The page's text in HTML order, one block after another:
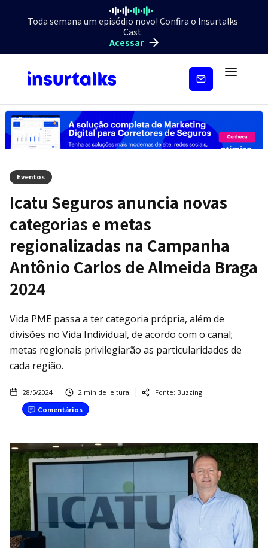
Toda semana um episódio novo! Confira o Insurtalks
Cast.
Acessar
Inscreva-
Eventos
Icatu Seguros anuncia novas
categorias e metas
regionalizadas na Campanha
Antônio Carlos de Almeida Braga
2024
Vida PME passa a ter categoria própria, além de
divisões no Vida Individual, de acordo com o canal;
metas regionais privilegiarão as particularidades de
cada região.
28/5/2024 2 min de leitura Fonte: Buzzing
Comentários